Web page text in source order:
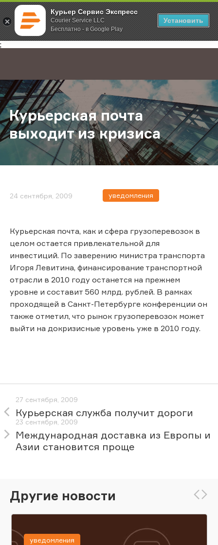
Курьер Сервис Экспресс
Courier Service LLC
Бесплатно - в Google Play
Установить
;
Главная О компании Новости Курьерская почта выходит из
Курьерская почта
выходит из кризиса
24 сентября, 2009 уведомления
Курьерская почта, как и сфера грузоперевозок в
целом остается привлекательной для
инвестиций. По заверению министра транспорта
Игоря Левитина, финансирование транспортной
отрасли в 2010 году останется на прежнем
уровне и составит 560 млрд. рублей. В рамках
проходящей в Санкт-Петербурге конференции он
также отметил, что рынок грузоперевозок может
выйти на докризисные уровень уже в 2010 году.
27 сентября, 2009
Курьерская служба получит дороги
23 сентября, 2009
Международная доставка из Европы и
Азии становится проще
Другие новости
уведомления